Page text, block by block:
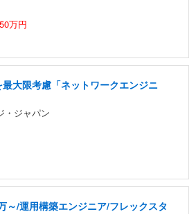
万円
大限考慮「ネットワークエンジニ
・ジャパン
～/運用構築エンジニア/フレックスタ